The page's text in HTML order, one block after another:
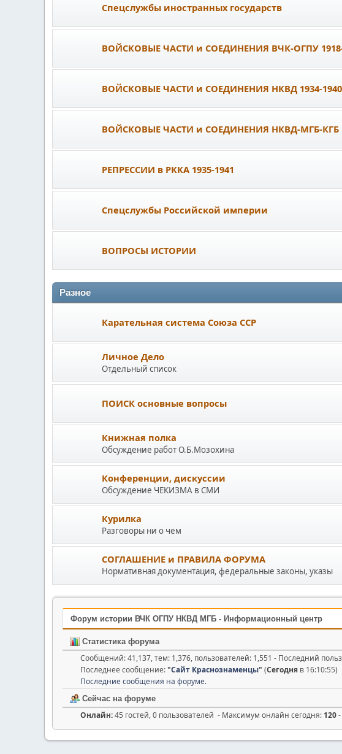
Спецслужбы иностранных государств
ВОЙСКОВЫЕ ЧАСТИ и СОЕДИНЕНИЯ ВЧК-ОГПУ 1918-
ВОЙСКОВЫЕ ЧАСТИ и СОЕДИНЕНИЯ НКВД 1934-1940
ВОЙСКОВЫЕ ЧАСТИ и СОЕДИНЕНИЯ НКВД-МГБ-КГБ
РЕПРЕССИИ в РККА 1935-1941
Спецслужбы Российской империи
ВОПРОСЫ ИСТОРИИ
Разное
Карательная система Союза ССР
Личное Дело
Отдельный список
ПОИСК основные вопросы
Книжная полка
Обсуждение работ О.Б.Мозохина
Конференции, дискуссии
Обсуждение ЧЕКИЗМА в СМИ
Курилка
Разговоры ни о чем
СОГЛАШЕНИЕ и ПРАВИЛА ФОРУМА
Нормативная документация, федеральные законы, указы
Форум истории ВЧК ОГПУ НКВД МГБ - Информационный центр
Статистика форума
Сообщений: 41,137, тем: 1,376, пользователей: 1,551 - Последний
Последнее сообщение:"Сайт Краснознаменцы" (Сегодня в 16:10:55)
Последние сообщения на форуме.
Сейчас на форуме
Онлайн:45 гостей, 0 пользователей - Максимум онлайн сегодня: 120